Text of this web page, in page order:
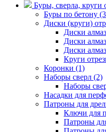
Буры, сверла, круги
Буры по бетону
Диски (круги)
Диски
Диски
Диски
Круги
Коронки (1)
Наборы сверл (2)
Наборы
Насадки для
Патроны для
Ключи для
Патроны